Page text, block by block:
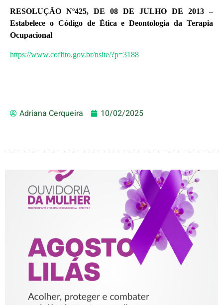
RESOLUÇÃO Nº425, DE 08 DE JULHO DE 2013 –
Estabelece o Código de Ética e Deontologia da Terapia
Ocupacional
https://www.coffito.gov.br/nsite/?p=3188
Adriana Cerqueira 10/02/2025
AGOSTO LILÁS – ACOLHER,
PROTEGER E COMBATER A
VIOLÊNCIA CONTRA A
MULHER